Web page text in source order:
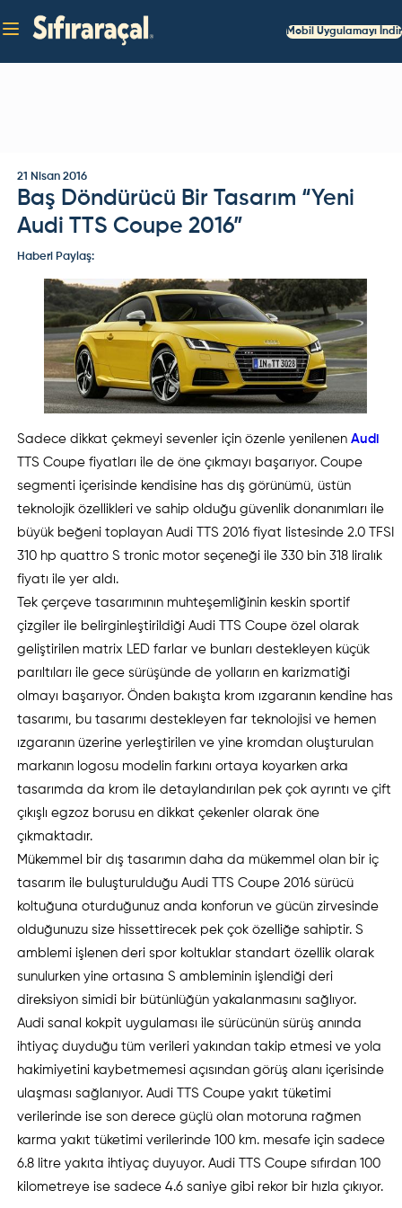
Mobil Uygulamayı İndir
21 Nisan 2016
Baş Döndürücü Bir Tasarım “Yeni
Audi TTS Coupe 2016”
Haberi Paylaş:
Sadece dikkat çekmeyi sevenler için özenle yenilenenAudi
TTS Coupe fiyatları ile de öne çıkmayı başarıyor. Coupe
segmenti içerisinde kendisine has dış görünümü, üstün
teknolojik özellikleri ve sahip olduğu güvenlik donanımları ile
büyük beğeni toplayan Audi TTS 2016 fiyat listesinde 2.0 TFSI
310 hp quattro S tronic motor seçeneği ile 330 bin 318 liralık
fiyatı ile yer aldı.
Tek çerçeve tasarımının muhteşemliğinin keskin sportif
çizgiler ile belirginleştirildiği Audi TTS Coupe özel olarak
geliştirilen matrix LED farlar ve bunları destekleyen küçük
parıltıları ile gece sürüşünde de yolların en karizmatiği
olmayı başarıyor. Önden bakışta krom ızgaranın kendine has
tasarımı, bu tasarımı destekleyen far teknolojisi ve hemen
ızgaranın üzerine yerleştirilen ve yine kromdan oluşturulan
markanın logosu modelin farkını ortaya koyarken arka
tasarımda da krom ile detaylandırılan pek çok ayrıntı ve çift
çıkışlı egzoz borusu en dikkat çekenler olarak öne
çıkmaktadır.
Mükemmel bir dış tasarımın daha da mükemmel olan bir iç
tasarım ile buluşturulduğu Audi TTS Coupe 2016 sürücü
koltuğuna oturduğunuz anda konforun ve gücün zirvesinde
olduğunuzu size hissettirecek pek çok özelliğe sahiptir. S
amblemi işlenen deri spor koltuklar standart özellik olarak
sunulurken yine ortasına S ambleminin işlendiği deri
direksiyon simidi bir bütünlüğün yakalanmasını sağlıyor.
Audi sanal kokpit uygulaması ile sürücünün sürüş anında
ihtiyaç duyduğu tüm verileri yakından takip etmesi ve yola
hakimiyetini kaybetmemesi açısından görüş alanı içerisinde
ulaşması sağlanıyor. Audi TTS Coupe yakıt tüketimi
verilerinde ise son derece güçlü olan motoruna rağmen
karma yakıt tüketimi verilerinde 100 km. mesafe için sadece
6.8 litre yakıta ihtiyaç duyuyor. Audi TTS Coupe sıfırdan 100
kilometreye ise sadece 4.6 saniye gibi rekor bir hızla çıkıyor.